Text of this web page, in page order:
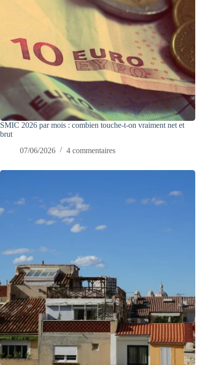
SMIC 2026 par mois : combien touche-t-on vraiment net et
brut
07/06/2026
4 commentaires